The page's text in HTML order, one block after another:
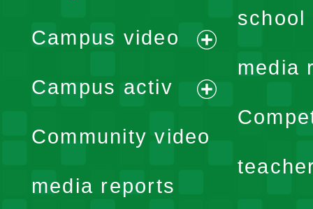
school
media
Campus video
expand
menu
Campus activ
expand
Community video
media reports